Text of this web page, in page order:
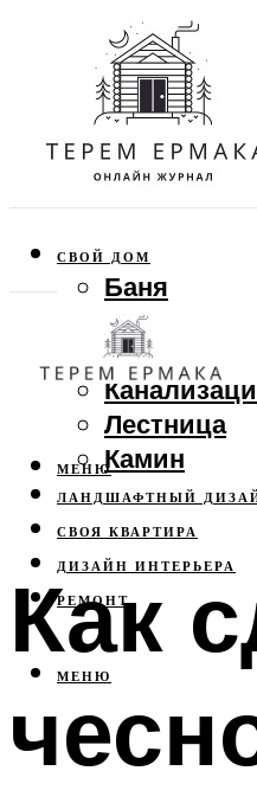
СВОЙ ДОМ
Баня
Веранда
Забор
Лестница
Камин
ЛАНДШАФТНЫЙ
СВОЯ КВАРТИРА
ДИЗАЙН ИНТЕРЬЕРА
РЕМОНТ
МЕНЮ
МЕНЮ
Как